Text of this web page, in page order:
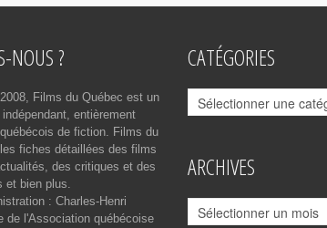
NOUS ?
Films du Québec est un
entièrement
de fiction. Films du
fiches détaillées des films
des critiques et des
et bien plus.
: Charles-Henri
de l'Association québécoise
CATÉGORIES
Catégories
ARCHIVES
Archives